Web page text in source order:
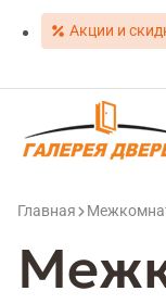
Акции и
Главная